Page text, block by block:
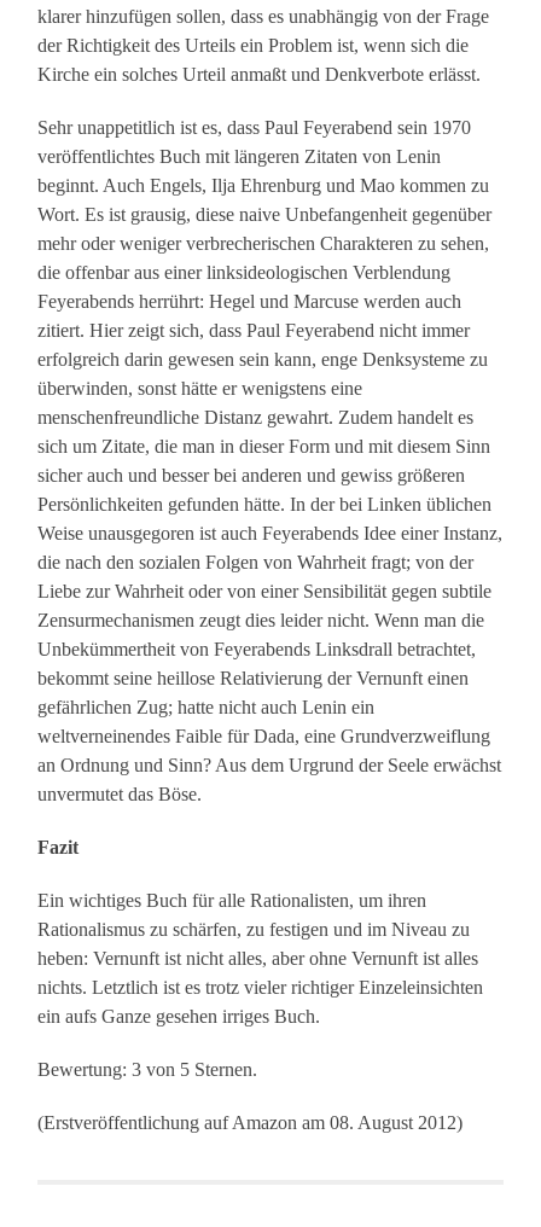
klarer hinzufügen sollen, dass es unabhängig von der Frage
der Richtigkeit des Urteils ein Problem ist, wenn sich die
Kirche ein solches Urteil anmaßt und Denkverbote erlässt.
Sehr unappetitlich ist es, dass Paul Feyerabend sein 1970
veröffentlichtes Buch mit längeren Zitaten von Lenin
beginnt. Auch Engels, Ilja Ehrenburg und Mao kommen zu
Wort. Es ist grausig, diese naive Unbefangenheit gegenüber
mehr oder weniger verbrecherischen Charakteren zu sehen,
die offenbar aus einer linksideologischen Verblendung
Feyerabends herrührt: Hegel und Marcuse werden auch
zitiert. Hier zeigt sich, dass Paul Feyerabend nicht immer
erfolgreich darin gewesen sein kann, enge Denksysteme zu
überwinden, sonst hätte er wenigstens eine
menschenfreundliche Distanz gewahrt. Zudem handelt es
sich um Zitate, die man in dieser Form und mit diesem Sinn
sicher auch und besser bei anderen und gewiss größeren
Persönlichkeiten gefunden hätte. In der bei Linken üblichen
Weise unausgegoren ist auch Feyerabends Idee einer Instanz,
die nach den sozialen Folgen von Wahrheit fragt; von der
Liebe zur Wahrheit oder von einer Sensibilität gegen subtile
Zensurmechanismen zeugt dies leider nicht. Wenn man die
Unbekümmertheit von Feyerabends Linksdrall betrachtet,
bekommt seine heillose Relativierung der Vernunft einen
gefährlichen Zug; hatte nicht auch Lenin ein
weltverneinendes Faible für Dada, eine Grundverzweiflung
an Ordnung und Sinn? Aus dem Urgrund der Seele erwächst
unvermutet das Böse.
Fazit
Ein wichtiges Buch für alle Rationalisten, um ihren
Rationalismus zu schärfen, zu festigen und im Niveau zu
heben: Vernunft ist nicht alles, aber ohne Vernunft ist alles
nichts. Letztlich ist es trotz vieler richtiger Einzeleinsichten
ein aufs Ganze gesehen irriges Buch.
Bewertung: 3 von 5 Sternen.
(Erstveröffentlichung auf Amazon am 08. August 2012)